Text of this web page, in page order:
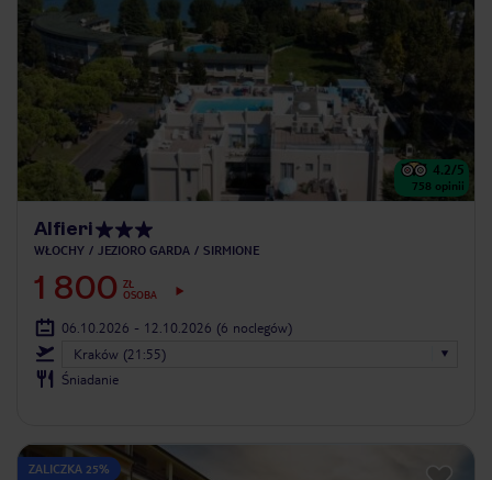
4.2/5
758 opinii
Alfieri
WŁOCHY JEZIORO GARDA SIRMIONE
1 800 ZŁ
OSOBA
06.10.2026 - 12.10.2026 (6 noclegów)
Kraków (21:55)
Śniadanie
ZALICZKA 25%